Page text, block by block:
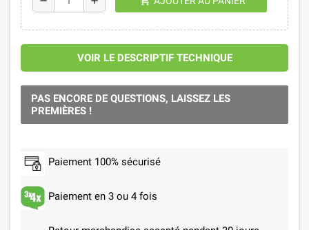
VOIR LE DESCRIPTIF TECHNIQUE
PAS ENCORE DE QUESTIONS, LAISSEZ LES
PREMIÈRES !
Paiement 100% sécurisé
Paiement en 3 ou 4 fois